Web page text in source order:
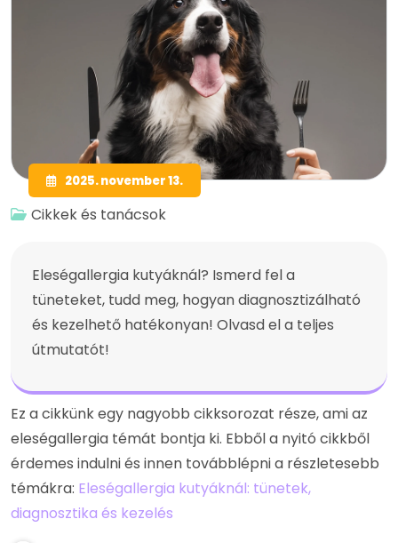
2025. november 13.
Cikkek és tanácsok
Eleségallergia kutyáknál? Ismerd fel a
tüneteket, tudd meg, hogyan diagnosztizálható
és kezelhető hatékonyan! Olvasd el a teljes
útmutatót!
Ez a cikkünk egy nagyobb cikksorozat része, ami az
eleségallergia témát bontja ki. Ebből a nyitó cikkből
érdemes indulni és innen továbblépni a részletesebb
témákra: Eleségallergia kutyáknál: tünetek,
diagnosztika és kezelés